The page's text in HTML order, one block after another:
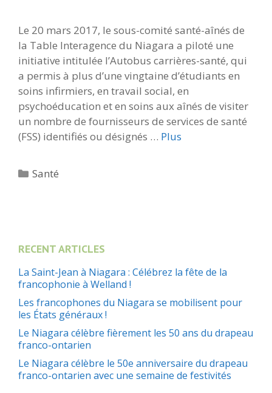
Le 20 mars 2017, le sous-comité santé-aînés de
la Table Interagence du Niagara a piloté une
initiative intitulée l’Autobus carrières-santé, qui
a permis à plus d’une vingtaine d’étudiants en
soins infirmiers, en travail social, en
psychoéducation et en soins aux aînés de visiter
un nombre de fournisseurs de services de santé
(FSS) identifiés ou désignés … Plus
Catégories
Santé
RECENT ARTICLES
La Saint-Jean à Niagara : Célébrez la fête de la
francophonie à Welland !
Les francophones du Niagara se mobilisent pour
les États généraux !
Le Niagara célèbre fièrement les 50 ans du drapeau
franco-ontarien
Le Niagara célèbre le 50e anniversaire du drapeau
franco-ontarien avec une semaine de festivités